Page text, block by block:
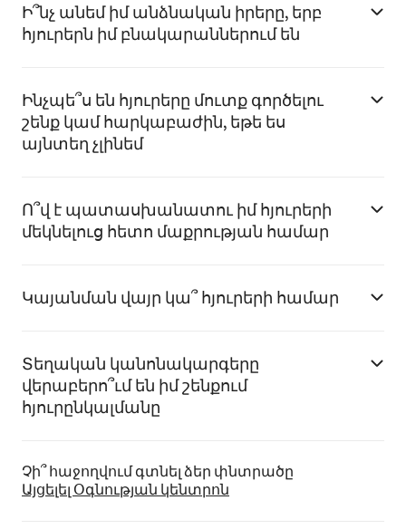
Ի՞նչ անեմ իմ անձնական իրերը, երբ
հյուրերն իմ բնակարաններում են
Ինչպե՞ս են հյուրերը մուտք գործելու
շենք կամ հարկաբաժին, եթե ես
այնտեղ չլինեմ
Ո՞վ է պատասխանատու իմ հյուրերի
մեկնելուց հետո մաքրության համար
Կայանման վայր կա՞ հյուրերի համար
Տեղական կանոնակարգերը
վերաբերո՞ւմ են իմ շենքում
հյուրընկալմանը
Չի՞ հաջողվում գտնել ձեր փնտրածը
Այցելել Օգնության կենտրոն